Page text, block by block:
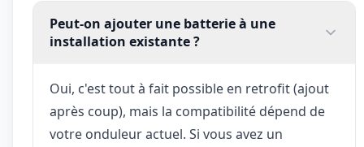
Peut-on ajouter une batterie à une
installation existante ?
Oui, c'est tout à fait possible en retrofit (ajout
après coup), mais la compatibilité dépend de
votre onduleur actuel. Si vous avez un